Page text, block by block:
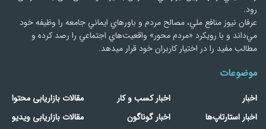
رود.
عرفان نیوز منافع ملي، مصالح مردم و باورهاي ايماني جامعه را وظيفه خود
مي‌داند و با رويكرد «مردم‌ محور» واقعيت‌هاي اجتماعي را رصد کرده و
مطالب مفید را در اختیار کاربران خود قرار میدهد.
موضوعات
اخبار
اخبار استارتاپ‌ها
اخبار کسب و کار
اخبار گوناگون
مقالات بازاریابی محتوا
مقالات بازاریابی ویدیو